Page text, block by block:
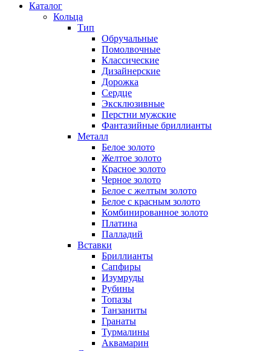
Каталог
Кольца
Тип
Обручальные
Помолвочные
Классические
Дизайнерские
Дорожка
Сердце
Эксклюзивные
Перстни мужские
Фантазийные бриллианты
Металл
Белое золото
Желтое золото
Красное золото
Черное золото
Белое с желтым золото
Белое с красным золото
Комбинированное золото
Платина
Палладий
Вставки
Бриллианты
Сапфиры
Изумруды
Рубины
Топазы
Танзаниты
Гранаты
Турмалины
Аквамарин